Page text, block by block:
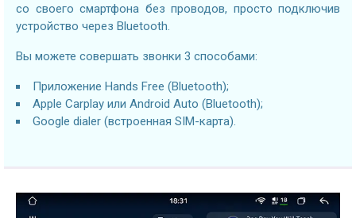
со своего смартфона без проводов, просто подключив
устройство через Bluetooth.
Вы можете совершать звонки 3 способами:
Приложение Hands Free (Bluetooth);
Apple Carplay или Android Auto (Bluetooth);
Google dialer (встроенная SIM-карта).